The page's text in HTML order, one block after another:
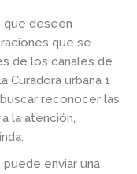
que deseen
que se
de los canales de
Curadora urbana 1
reconocer las
la atención,
puede enviar una